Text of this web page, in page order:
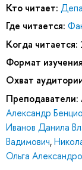
Кто читает:
Где читается:
Когда читается:
Формат
Охват
Преподаватели:
Александр
Иванов Данила
Вадимович,
Ольга